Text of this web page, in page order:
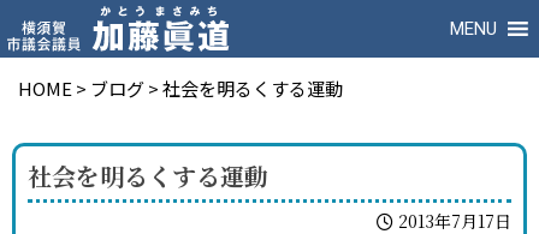
MENU
HOME > ブログ>社会を明るくする運動
社会を明るくする運動
2013年7月17日